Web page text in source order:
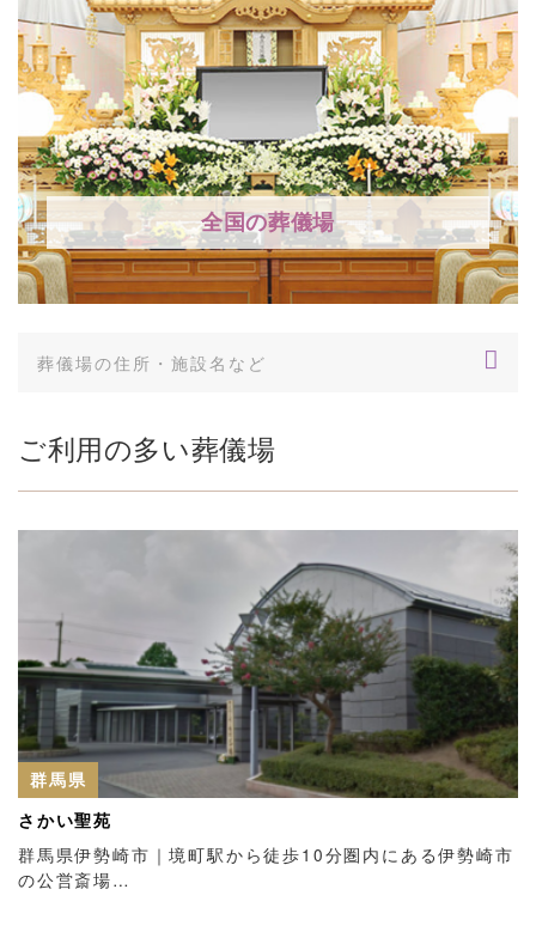
全国の葬儀場
ご利用の多い葬儀場
群馬県
さかい聖苑
群馬県伊勢崎市｜境町駅から徒歩10分圏内にある伊勢崎市
の公営斎場…